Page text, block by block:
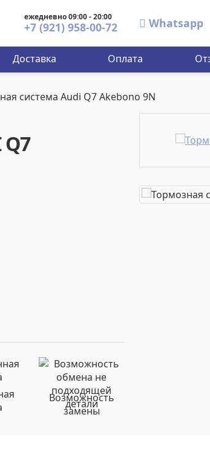
ежедневно 09:00 - 20:00
+7 (921) 958-00-72 Whatsapp
Доставка Оплата
система Audi Q7 Akebono 9N
Возможность
замены